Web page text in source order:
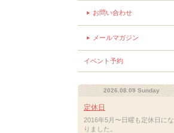
お問い合わせ
メールマガジン
イベント予約
2026.08.09 Sunday
定休日
2016年5月〜日曜も定休日にな
りました。